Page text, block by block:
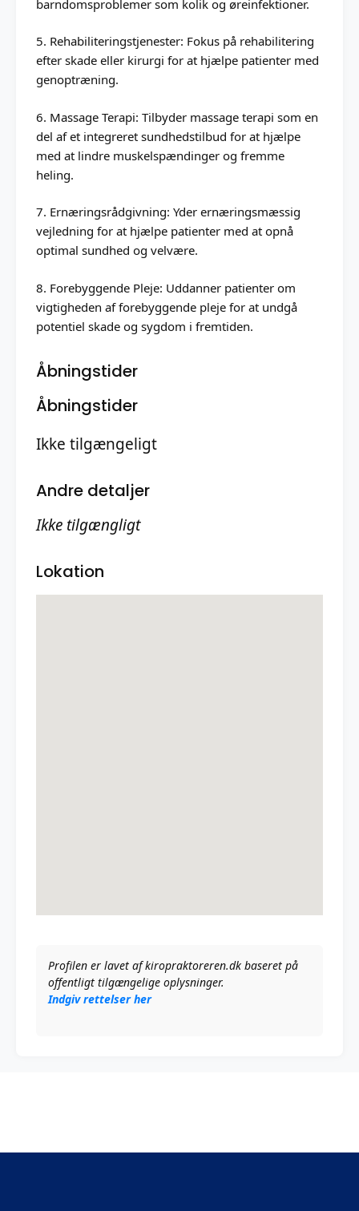
barndomsproblemer som kolik og øreinfektioner.
5. Rehabiliteringstjenester: Fokus på rehabilitering
efter skade eller kirurgi for at hjælpe patienter med
genoptræning.
6. Massage Terapi: Tilbyder massage terapi som en
del af et integreret sundhedstilbud for at hjælpe
med at lindre muskelspændinger og fremme
heling.
7. Ernæringsrådgivning: Yder ernæringsmæssig
vejledning for at hjælpe patienter med at opnå
optimal sundhed og velvære.
8. Forebyggende Pleje: Uddanner patienter om
vigtigheden af forebyggende pleje for at undgå
potentiel skade og sygdom i fremtiden.
Åbningstider
Åbningstider
Ikke tilgængeligt
Andre detaljer
Ikke tilgængligt
Lokation
Profilen er lavet af kiropraktoreren.dk baseret på
offentligt tilgængelige oplysninger.
Indgiv rettelser her